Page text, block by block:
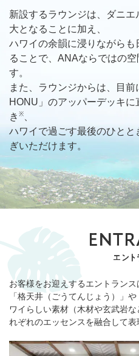
新設するラウンジは、ダニ
大となることに加え、
ハワイの余韻に浸りながら
ることで、ANAならではの
す。
また、ラウンジからは、目
HONU」のアッパーデッキ
き ※、
ハワイで過ごす最後のひと
ぎいただけます。
お客様をお迎えするエントラン
「格天井（ごうてんじょう）」
ワイらしい素材（木材や玄武岩
れぞれのエッセンスを融合して表